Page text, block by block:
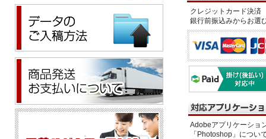
クレジットカード決
銀行前振込みからお選
Adobeアプリケーショ
「Photoshop」につい